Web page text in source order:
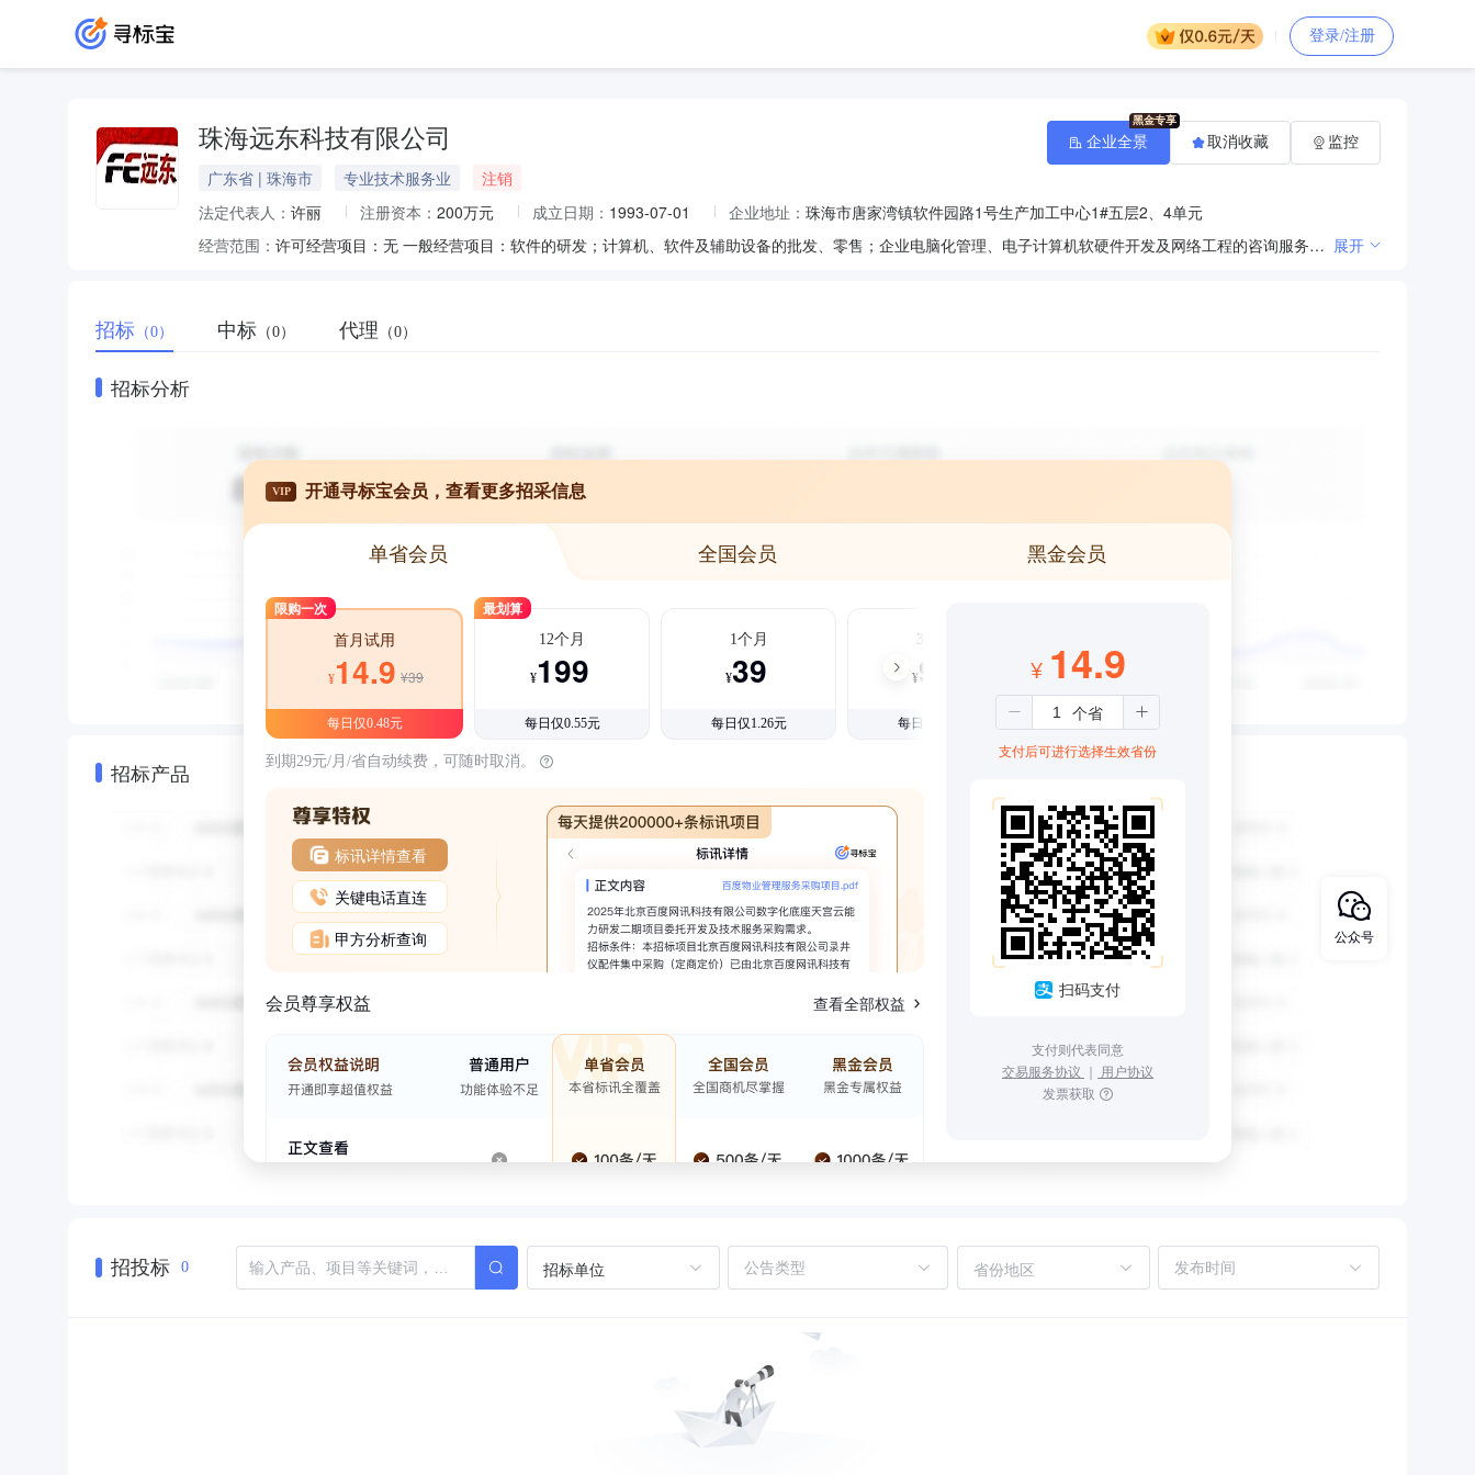
登录/注册
珠海远东科技有限公司
广东省 | 珠海市 专业技术服务业
注销
法定代表人： 许丽 注册资本： 200万元 成立日期： 1993-07-01 企业地址： 珠海市唐家湾镇软件园路1号生产加工中心1#五层2、4单元
经营范围：
许可经营项目：无 一般经营项目：软件的研发；计算机、软件及辅助设备的批发、零售；企业电脑化管理、电子计算机软硬件开发及网络工程的咨询服务（不含互联网上网服务）。（依法须经批准的项目，经相关部门批准后方可开展经营活动）〓 展开
企业全景 取消收藏 监控
招标 （0） 中标 （0） 代理 （0）
招标分析
招标产品
VIP 开通寻标宝会员，查看更多招采信息
单省会员 全国会员 黑金会员
限购一次
首月试用
¥14.9 ¥39
每日仅0.48元
最划算
12个月
¥199
每日仅0.55元
1个月
¥39
每日仅1.26元
3个月
¥99
每日仅1.08元
到期29元/月/省自动续费，可随时取消。
标讯详情查看
关键电话直连
甲方分析查询
会员尊享权益 查看全部权益
¥ 14.9
支付后可进行选择生效省份
扫码支付
支付则代表同意
交易服务协议 ｜ 用户协议
发票获取
招投标 0 招标单位 省份地区
公众号